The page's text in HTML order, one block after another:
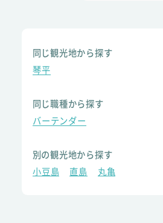
同じ観光地から探す
琴平
同じ職種から探す
バーテンダー
別の観光地から探す
小豆島
直島 丸亀